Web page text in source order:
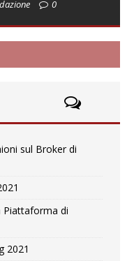
0
sul Broker di
Piattaforma di
2021